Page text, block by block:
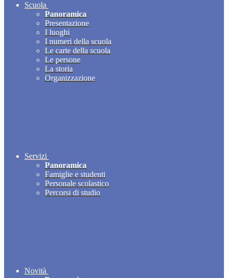
Scuola
Panoramica
Presentazione
I luoghi
I numeri della scuola
Le carte della scuola
Le persone
La storia
Organizzazione
Servizi
Panoramica
Famiglie e studenti
Personale scolastico
Percorsi di studio
Novità